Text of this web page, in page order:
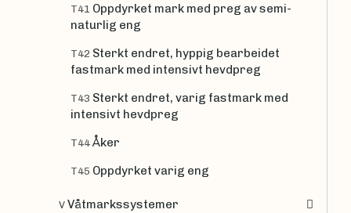
T41 Oppdyrket mark med preg av semi-
naturlig eng
T42 Sterkt endret, hyppig bearbeidet
fastmark med intensivt hevdpreg
T43 Sterkt endret, varig fastmark med
intensivt hevdpreg
T44 Åker
T45 Oppdyrket varig eng
V Våtmarkssystemer